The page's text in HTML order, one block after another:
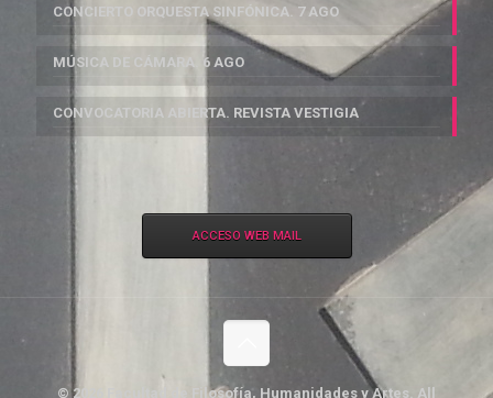
CONCIERTO ORQUESTA SINFÓNICA. 7 AGO
MÚSICA DE CÁMARA. 6 AGO
CONVOCATORIA ABIERTA. REVISTA VESTIGIA
ACCESO WEB MAIL
© 2026 Facultad de Filosofía, Humanidades y Artes. All